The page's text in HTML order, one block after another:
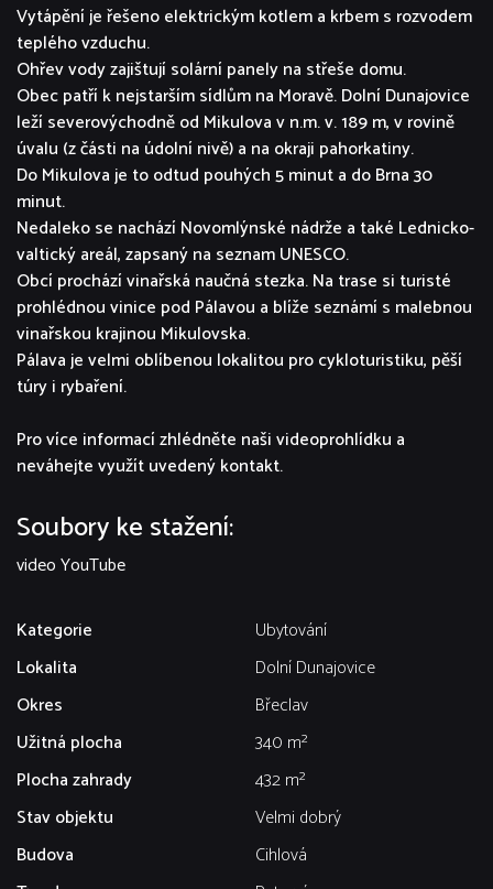
Vytápění je řešeno elektrickým kotlem a krbem s rozvodem
teplého vzduchu.
Ohřev vody zajištují solární panely na střeše domu.
Obec patří k nejstarším sídlům na Moravě. Dolní Dunajovice
leží severovýchodně od Mikulova v n.m. v. 189 m, v rovině
úvalu (z části na údolní nivě) a na okraji pahorkatiny.
Do Mikulova je to odtud pouhých 5 minut a do Brna 30
minut.
Nedaleko se nachází Novomlýnské nádrže a také Lednicko-
valtický areál, zapsaný na seznam UNESCO.
Obcí prochází vinařská naučná stezka. Na trase si turisté
prohlédnou vinice pod Pálavou a blíže seznámí s malebnou
vinařskou krajinou Mikulovska.
Pálava je velmi oblíbenou lokalitou pro cykloturistiku, pěší
túry i rybaření.
Pro více informací zhlédněte naši videoprohlídku a
neváhejte využít uvedený kontakt.
Soubory ke stažení:
video YouTube
Kategorie
Ubytování
Lokalita
Dolní Dunajovice
Okres
Břeclav
Užitná plocha
340 m²
Plocha zahrady
432 m²
Stav objektu
Velmi dobrý
Budova
Cihlová